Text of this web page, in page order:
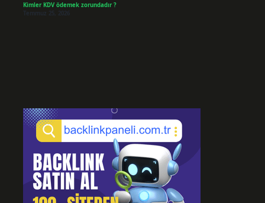
Kimler KDV ödemek zorundadır ?
Temmuz 25, 2026